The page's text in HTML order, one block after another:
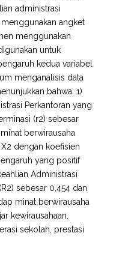
administrasi
angket
menggunakan
untuk
kedua variabel
menganalisis data
bahwa: 1)
Perkantoran yang
(r2) sebesar
berwirausaha
dengan koefisien
yang positif
Administrasi
sebesar 0,454 dan
minat berwirausaha
kewirausahaan,
sekolah, prestasi